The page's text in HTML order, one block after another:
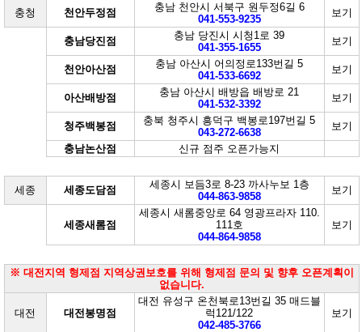
충청 천안두정점
충남 천안시 서북구 원두정6길 6
041-553-9235
보기
충남당진점
충남 당진시 시청1로 39
041-355-1655
보기
천안아산점
충남 아산시 어의정로133번길 5
041-533-6692
보기
아산배방점
충남 아산시 배방읍 배방로 21
041-532-3392
보기
청주백봉점
충북 청주시 흥덕구 백봉로197번길 5
043-272-6638
보기
충남논산점
신규 점주 오픈가능지
세종 세종도담점
세종시 보듬3로 8-23 까사누보 1층
044-863-9858
보기
세종새롬점
세종시 새롬중앙로 64 영광프라자 110.
111호
044-864-9858
보기
※ 대전지역 형제점 지역상권보호를 위해 형제점 문의 및 향후 오픈계획이
없습니다.
대전 대전봉명점
대전 유성구 온천북로13번길 35 매드블
럭121/122
042-485-3766
보기